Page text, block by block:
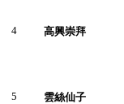
4 高興崇拜
5 雲絲仙子